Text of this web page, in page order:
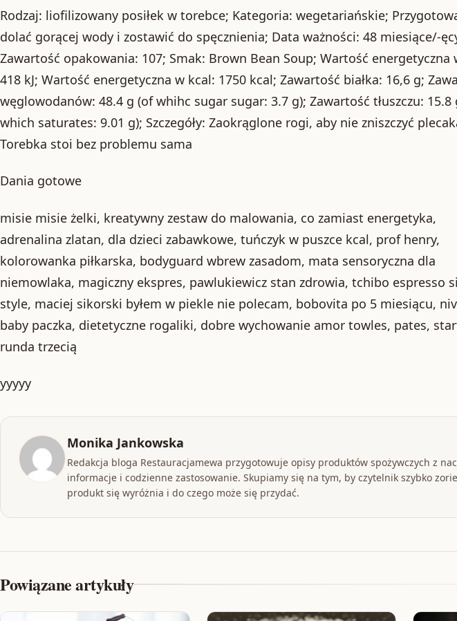
Rodzaj: liofilizowany posiłek w torebce; Kategoria: wegetariańskie;
dolać gorącej wody i zostawić do spęcznienia; Data ważności: 48 miesiące/-
Zawartość opakowania: 107; Smak: Brown Bean Soup; Wartość energetyczna
418 kJ; Wartość energetyczna w kcal: 1750 kcal; Zawartość białka: 16,6 g;
węglowodanów: 48.4 g (of whihc sugar sugar: 3.7 g); Zawartość tłuszczu: 15.8
which saturates: 9.01 g); Szczegóły: Zaokrąglone rogi, aby nie zniszczyć
Torebka stoi bez problemu sama
Dania gotowe
misie misie żelki, kreatywny zestaw do malowania, co zamiast energetyka,
adrenalina zlatan, dla dzieci zabawkowe, tuńczyk w puszce kcal, prof henry,
kolorowanka piłkarska, bodyguard wbrew zasadom, mata sensoryczna dla
niemowlaka, magiczny ekspres, pawlukiewicz stan zdrowia, tchibo espresso
style, maciej sikorski byłem w piekle nie polecam, bobovita po 5 miesiącu,
baby paczka, dietetyczne rogaliki, dobre wychowanie amor towles, pates,
runda trzecią
yyyyy
Monika Jankowska
Redakcja bloga Restauracjamewa przygotowuje opisy produktów spożywczych z
informacje i codzienne zastosowanie. Skupiamy się na tym, by czytelnik szybko
produkt się wyróżnia i do czego może się przydać.
Powiązane artykuły